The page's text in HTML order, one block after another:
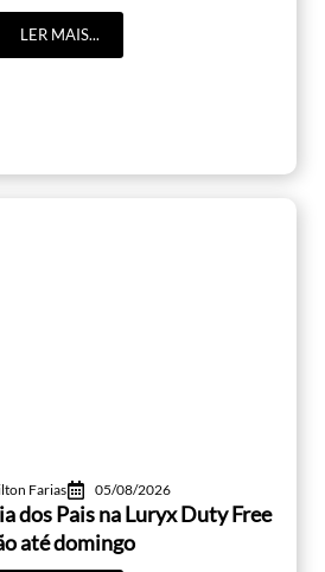
LER MAIS...
Farias 05/08/2026
dos Pais na Luryx Duty Free
até domingo